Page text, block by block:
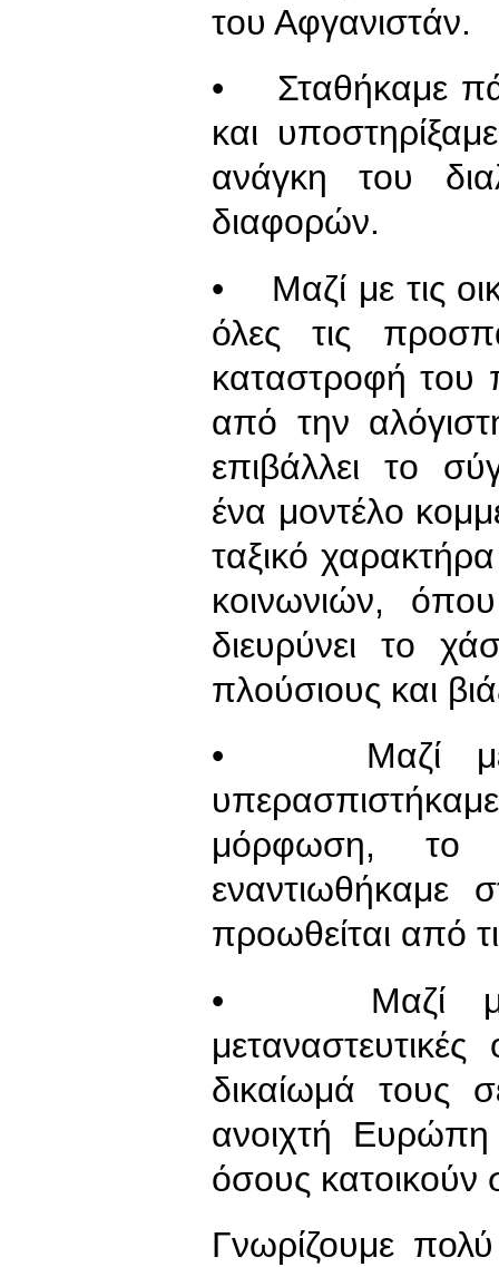
του Αφγανιστάν.
• Σταθήκαμε
και
ανάγκη του
διαφορών.
• Μαζί με τις
όλες τις
καταστροφή του
από την
επιβάλλει το
ένα μοντέλο
ταξικό
κοινωνιών,
διευρύνει το
πλούσιους και
• Μαζί με
μόρφωση, το
εναντιωθήκαμε
προωθείται από
• Μαζί με
δικαίωμά τους
ανοιχτή
όσους
Γνωρίζουμε